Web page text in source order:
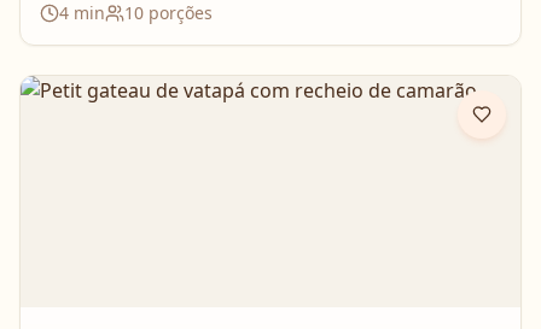
4 min 10 porções